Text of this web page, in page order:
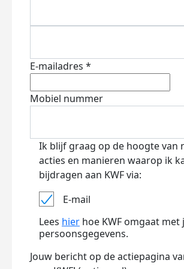
E-mailadres *
Mobiel nummer
Ik blijf graag op de hoogte van
acties en manieren waarop ik
bijdragen aan KWF via:
E-mail
Lees hier hoe KWF omgaat met
persoonsgegevens.
Jouw bericht op de actiepagina